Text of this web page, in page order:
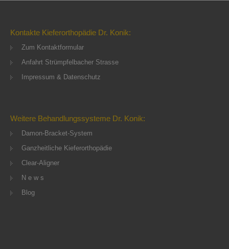
Kontakte Kieferorthopädie Dr. Konik:
Zum Kontaktformular
Anfahrt Strümpfelbacher Strasse
Impressum & Datenschutz
Weitere Behandlungssysteme Dr. Konik:
Damon-Bracket-System
Ganzheitliche Kieferorthopädie
Clear-Aligner
N e w s
Blog